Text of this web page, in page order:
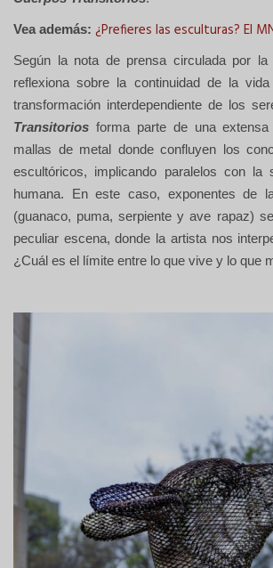
Vea además: ¿Prefieres las esculturas? El
Según la nota de prensa circulada por la
reflexiona sobre la continuidad de la
transformación interdependiente de los
Transitorios forma parte de una
mallas de metal donde confluyen los
escultóricos, implicando paralelos con la
humana. En este caso, exponentes de
(guanaco, puma, serpiente y ave rapaz)
peculiar escena, donde la artista nos
¿Cuál es el límite entre lo que vive y lo que